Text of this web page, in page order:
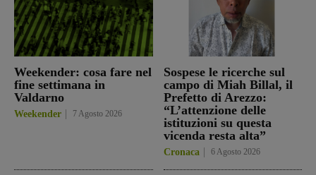
Weekender: cosa fare nel
fine settimana in
Valdarno
Weekender 7 Agosto 2026
Sospese le ricerche sul
campo di Miah Billal, il
Prefetto di Arezzo:
“L’attenzione delle
istituzioni su questa
vicenda resta alta”
Cronaca 6 Agosto 2026